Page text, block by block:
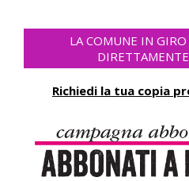
LA COMUNE IN
Richiedi la tua copia